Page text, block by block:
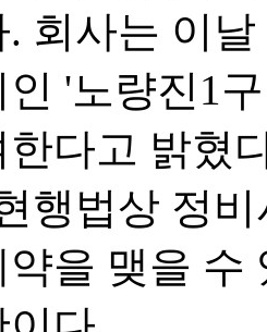
회사는 이
'노량진1
다고 밝혔
행법상 정
을 맺을 수